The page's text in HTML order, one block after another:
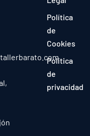
Política
de
Cookies
Política
de
privacidad